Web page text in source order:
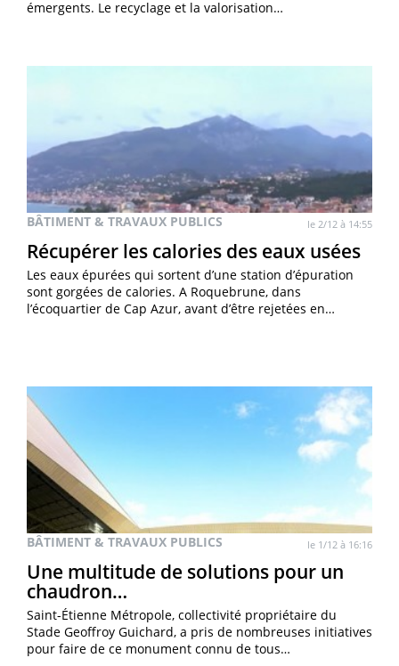
émergents. Le recyclage et la valorisation…
BÂTIMENT & TRAVAUX PUBLICS le 2/12 à 14:55
Récupérer les calories des eaux usées
Les eaux épurées qui sortent d’une station d’épuration
sont gorgées de calories. A Roquebrune, dans
l’écoquartier de Cap Azur, avant d’être rejetées en…
BÂTIMENT & TRAVAUX PUBLICS le 1/12 à 16:16
Une multitude de solutions pour un
chaudron…
Saint-Étienne Métropole, collectivité propriétaire du
Stade Geoffroy Guichard, a pris de nombreuses initiatives
pour faire de ce monument connu de tous…